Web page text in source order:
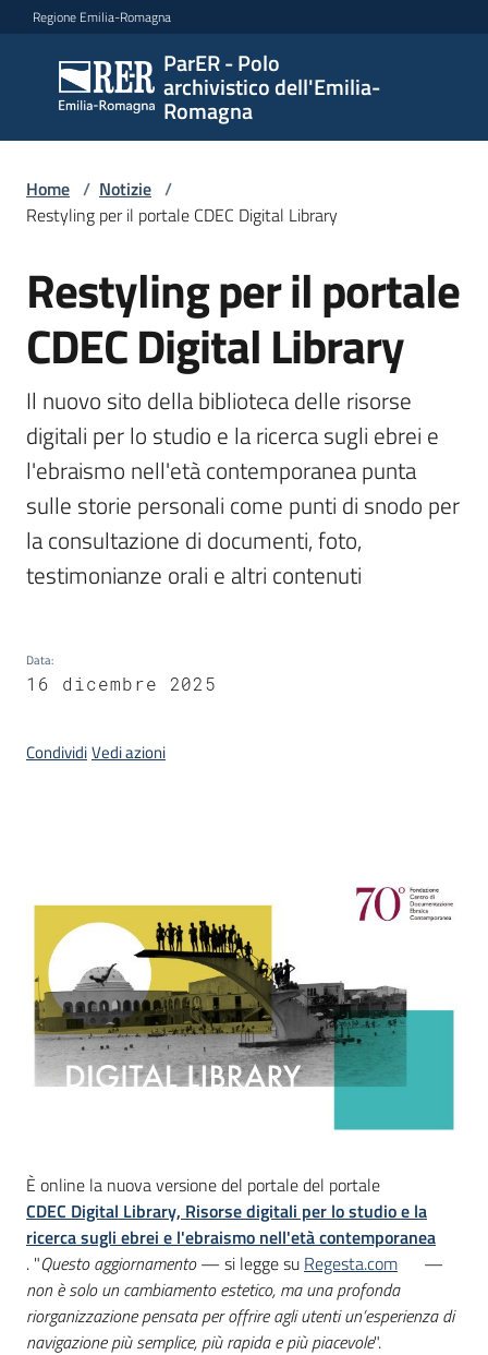
Vai al contenuto
Vai alla navigazione
Vai al footer
Regione Emilia-Romagna
ParER - Polo
archivistico dell'Emilia-
Romagna
ParER -
Polo
archivistico
Romagna
Polo
archivistico
Archivio
storico
Conservazione
Argomenti
Home / Notizie /
Restyling per il portale CDEC Digital Library
Salta al contenuto
Restyling per il portale
CDEC Digital Library
Il nuovo sito della biblioteca delle risorse
digitali per lo studio e la ricerca sugli ebrei e
l'ebraismo nell'età contemporanea punta
sulle storie personali come punti di snodo per
la consultazione di documenti, foto,
testimonianze orali e altri contenuti
Data:
16 dicembre 2025
CondividiVedi azioni
È online la nuova versione del portale del portale
CDEC Digital Library, Risorse digitali per lo studio e la
ricerca sugli ebrei e l'ebraismo nell'età contemporanea
. "Questo aggiornamento— si legge su Regesta.com
—
non è solo un cambiamento estetico, ma una profonda
riorganizzazione pensata per offrire agli utenti un’esperienza di
navigazione più semplice, più rapida e più piacevole".